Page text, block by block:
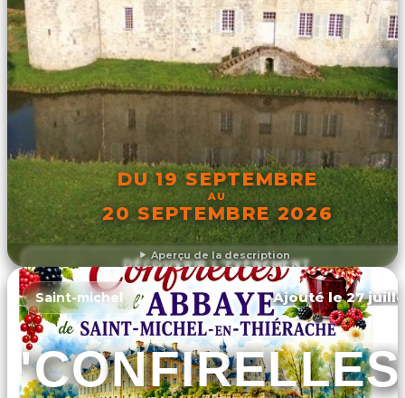
Aperçu de la description
DU 19 SEPTEMBRE
AU
20 SEPTEMBRE 2026
DÉCOUVRIR L'ÉVÉNEMENT
Saint-michel Ajouté le 27